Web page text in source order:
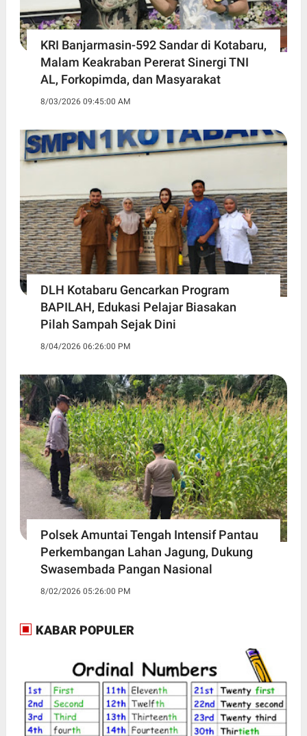
KRI Banjarmasin-592 Sandar di Kotabaru,
Malam Keakraban Pererat Sinergi TNI
AL, Forkopimda, dan Masyarakat
8/03/2026 09:45:00 AM
DLH Kotabaru Gencarkan Program
BAPILAH, Edukasi Pelajar Biasakan
Pilah Sampah Sejak Dini
8/04/2026 06:26:00 PM
Polsek Amuntai Tengah Intensif Pantau
Perkembangan Lahan Jagung, Dukung
Swasembada Pangan Nasional
8/02/2026 05:26:00 PM
KABAR POPULER